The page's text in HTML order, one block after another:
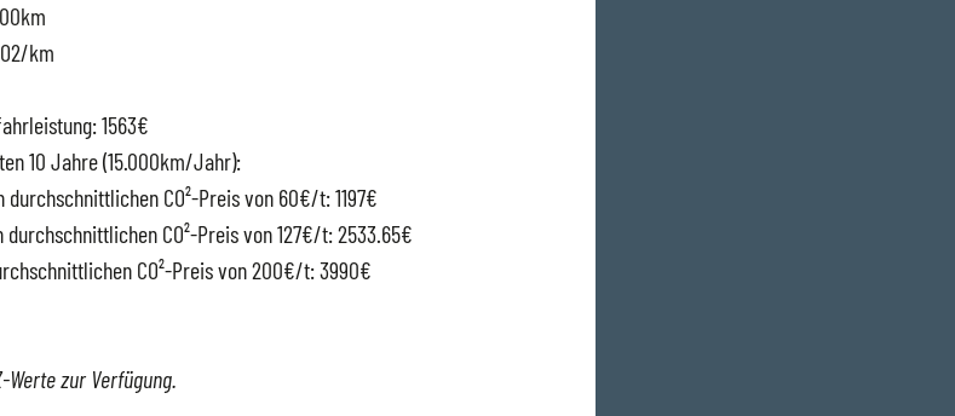
km
1563€
10 Jahre (15.000km/Jahr):
durchschnittlichen CO²-Preis von 60€/t: 1197€
durchschnittlichen CO²-Preis von 127€/t: 2533.65€
CO²-Preis von 200€/t: 3990€
Werte zur Verfügung.